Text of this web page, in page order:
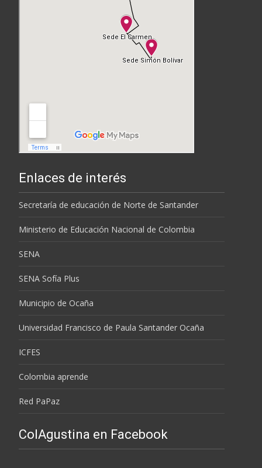
Enlaces de interés
Secretaría de educación de Norte de Santander
Ministerio de Educación Nacional de Colombia
SENA
SENA Sofía Plus
Municipio de Ocaña
Universidad Francisco de Paula Santander Ocaña
ICFES
Colombia aprende
Red PaPaz
ColAgustina en Facebook